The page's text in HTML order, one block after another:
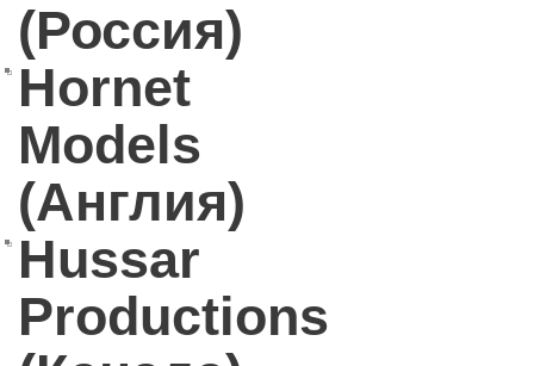
(Россия)
Hornet
Models
(Англия)
Hussar
Productions